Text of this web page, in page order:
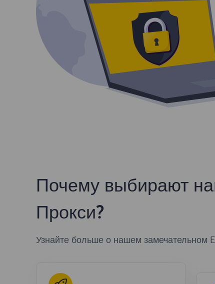
Почему выбирают
Прокси?
Узнайте больше о нашем замечательном